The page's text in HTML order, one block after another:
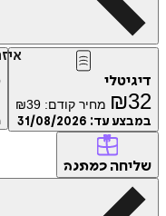
דיגיטלי
₪32 מחיר קודם: ₪39
במבצע עד: 31/08/2026
שליחה כמתנה